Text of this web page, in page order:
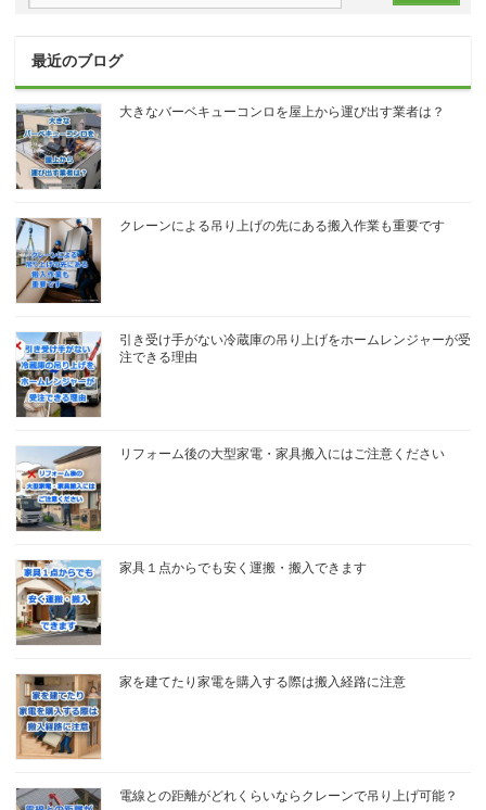
最近のブログ
大きなバーベキューコンロを屋上から運び出す業者は？
クレーンによる吊り上げの先にある搬入作業も重要です
引き受け手がない冷蔵庫の吊り上げをホームレンジャーが受
注できる理由
リフォーム後の大型家電・家具搬入にはご注意ください
家具１点からでも安く運搬・搬入できます
家を建てたり家電を購入する際は搬入経路に注意
電線との距離がどれくらいならクレーンで吊り上げ可能？